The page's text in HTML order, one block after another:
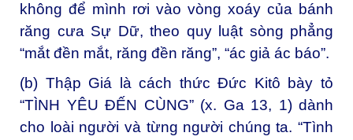
không để mình rơi vào vòng xoáy của bánh
răng cưa Sự Dữ, theo quy luật sòng phẳng
“mắt đền mắt, răng đền răng”, “ác giả ác báo”.
(b) Thập Giá là cách thức Đức Kitô bày tỏ
“TÌNH YÊU ĐẾN CÙNG” (x. Ga 13, 1) dành
cho loài người và từng người chúng ta. “Tình